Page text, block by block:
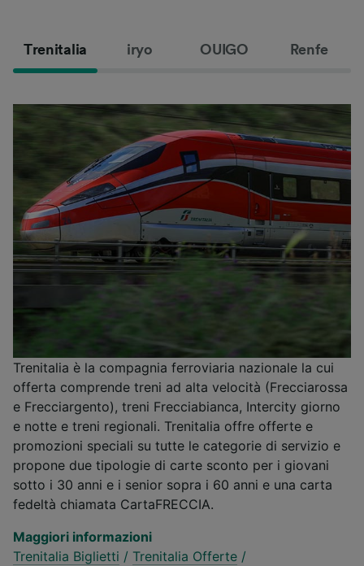
Trenitalia iryo OUIGO Renfe
Trenitalia è la compagnia ferroviaria nazionale la cui
offerta comprende treni ad alta velocità (Frecciarossa
e Frecciargento), treni Frecciabianca, Intercity giorno
e notte e treni regionali. Trenitalia offre offerte e
promozioni speciali su tutte le categorie di servizio e
propone due tipologie di carte sconto per i giovani
sotto i 30 anni e i senior sopra i 60 anni e una carta
fedeltà chiamata CartaFRECCIA.
Maggiori informazioni
Trenitalia Biglietti / Trenitalia Offerte /